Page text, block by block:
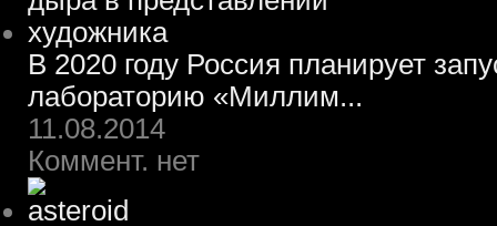
В 2020 году Россия планирует
лабораторию «Миллим...
11.08.2014
Коммент. нет